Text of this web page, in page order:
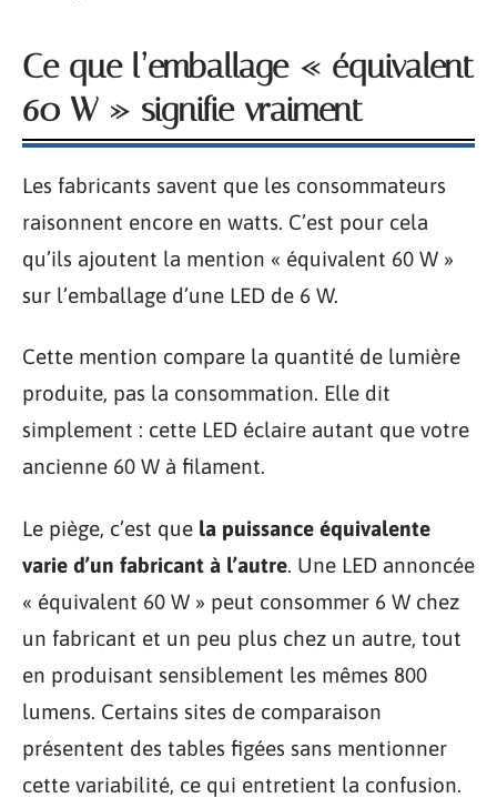
Ce que l’emballage « équivalent
60 W » signifie vraiment
Les fabricants savent que les consommateurs
raisonnent encore en watts. C’est pour cela
qu’ils ajoutent la mention « équivalent 60 W »
sur l’emballage d’une LED de 6 W.
Cette mention compare la quantité de lumière
produite, pas la consommation. Elle dit
simplement : cette LED éclaire autant que votre
ancienne 60 W à filament.
Le piège, c’est que la puissance équivalente
varie d’un fabricant à l’autre. Une LED annoncée
« équivalent 60 W » peut consommer 6 W chez
un fabricant et un peu plus chez un autre, tout
en produisant sensiblement les mêmes 800
lumens. Certains sites de comparaison
présentent des tables figées sans mentionner
cette variabilité, ce qui entretient la confusion.